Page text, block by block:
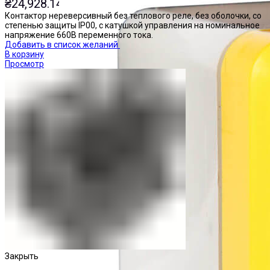
₴24,928.14
Контактор нереверсивный без теплового реле, без оболочки, со
степенью защиты IP00, с катушкой управления на номинальное
напряжение 660В переменного тока.
Добавить в список желаний
В корзину
Просмотр
Закрыть